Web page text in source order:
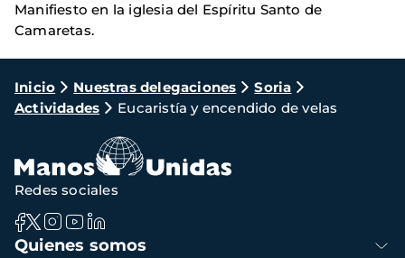
Manifiesto en la iglesia del Espíritu Santo de
Camaretas.
Ruta
de
navegación
Inicio Nuestras delegaciones
Soria
Actividades
Eucaristía y encendido de velas
Navegación
Quienes somos
Redes sociales